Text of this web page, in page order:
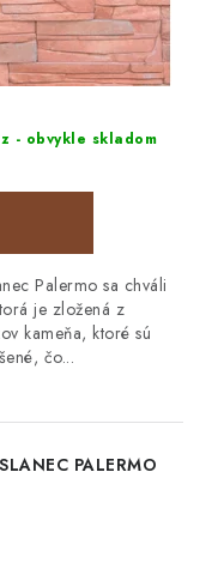
- obvykle skladom
Palermo sa chváli
je zložená z
kameňa, ktoré sú
čo...
PALERMO